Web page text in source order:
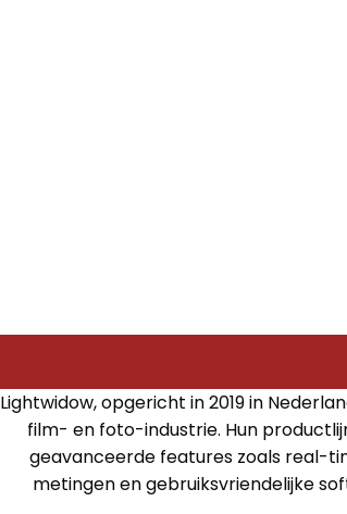
Lightwidow, opgericht in 2019 in
film- en foto-industrie. Hun
geavanceerde features zoals real-
metingen en gebruiksvriendelijke